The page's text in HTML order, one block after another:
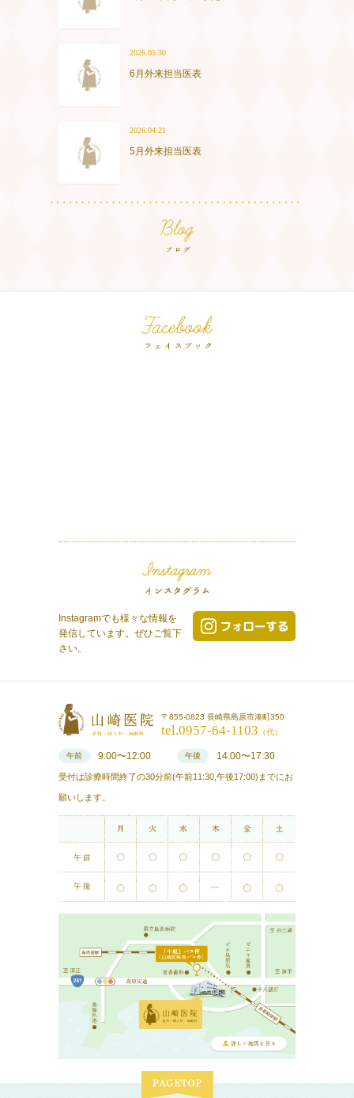
2026.05.30
6月外来担当医表
2026.04.21
5月外来担当医表
Instagramでも様々な情報を
発信しています。ぜひご覧下
さい。
〒855-0823 長崎県島原市湊町350
tel.0957-64-1103 （代）
午前 9:00〜12:00 午後 14:00〜17:30
受付は診療時間終了の30分前(午前11:30,午後17:00)までにお
願いします。